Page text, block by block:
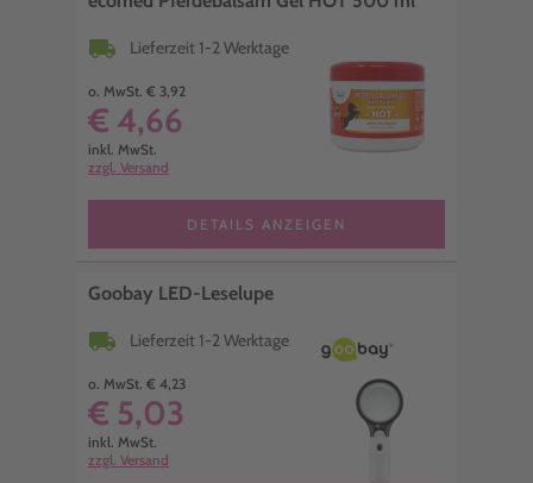
local_shipping Lieferzeit 1-2 Werktage
o. MwSt. € 3,92
€ 4,66
inkl. MwSt.
zzgl. Versand
DETAILS ANZEIGEN
Goobay LED-Leselupe
local_shipping Lieferzeit 1-2 Werktage
o. MwSt. € 4,23
€ 5,03
inkl. MwSt.
zzgl. Versand